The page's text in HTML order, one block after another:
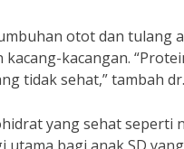
otot dan tulang
kacangan.
tidak sehat,” tambah
yang sehat seperti